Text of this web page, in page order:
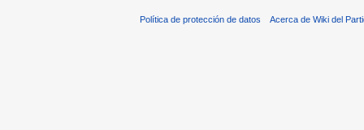
Política de protección de datos Acerca de Wiki del